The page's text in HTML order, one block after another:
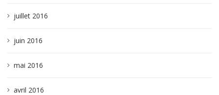
juillet 2016
juin 2016
mai 2016
avril 2016